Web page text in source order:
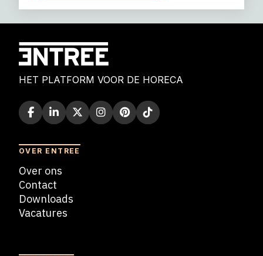
HET PLATFORM VOOR DE HORECA
OVER ENTREE
Over ons
Contact
Downloads
Vacatures